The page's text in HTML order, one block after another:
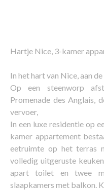
Hartje Nice, 3-kamer
In het hart van Nice, aan
Op een steenworp
Promenade des Anglais,
vervoer,
In een luxe residentie op
kamer appartement
eetruimte op het terras
volledig uitgeruste
apart toilet en twee
slaapkamers met balkon.